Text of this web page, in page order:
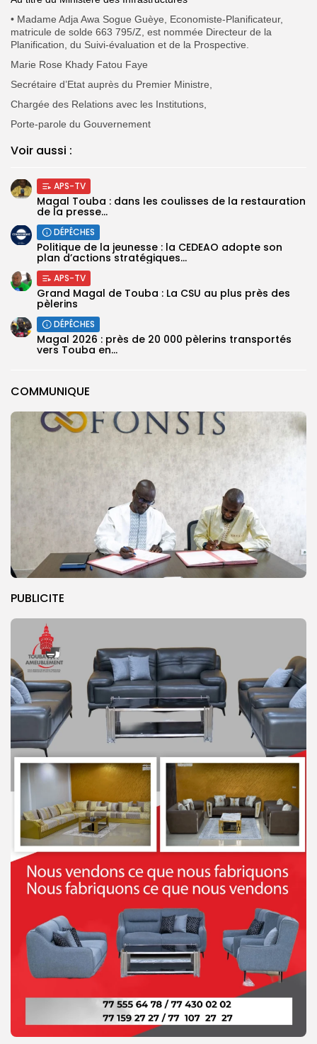
COMMUNIQUE
PUBLICITE
• Madame Adja Awa Sogue Guèye, Economiste-Planificateur,
matricule de solde 663 795/Z, est nommée Directeur de la
Planification, du Suivi-évaluation et de la Prospective.
Marie Rose Khady Fatou Faye
Secrétaire d’Etat auprès du Premier Ministre,
Chargée des Relations avec les Institutions,
Porte-parole du Gouvernement
Voir aussi :
APS-TV
Magal Touba : dans les coulisses de la restauration
de la presse...
DÉPÊCHES
Politique de la jeunesse : la CEDEAO adopte son
plan d’actions stratégiques...
APS-TV
Grand Magal de Touba : La CSU au plus près des
pèlerins
DÉPÊCHES
Magal 2026 : près de 20 000 pèlerins transportés
vers Touba en...